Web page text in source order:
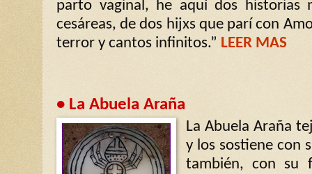
parto vaginal, he aquí dos historias
cesáreas, de dos hijxs que parí con
terror y cantos infinitos.” LEER MAS
• La Abuela Araña
La Abuela Araña
y los sostiene con
también, con su